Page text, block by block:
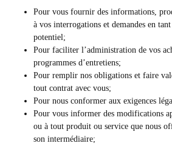
Pour vous fournir des informations,
à vos interrogations et demandes en
potentiel;
Pour faciliter l’administration de vos
programmes d’entretiens;
Pour remplir nos obligations et faire
tout contrat avec vous;
Pour nous conformer aux exigences
Pour vous informer des modifications
ou à tout produit ou service que nous
son intermédiaire;